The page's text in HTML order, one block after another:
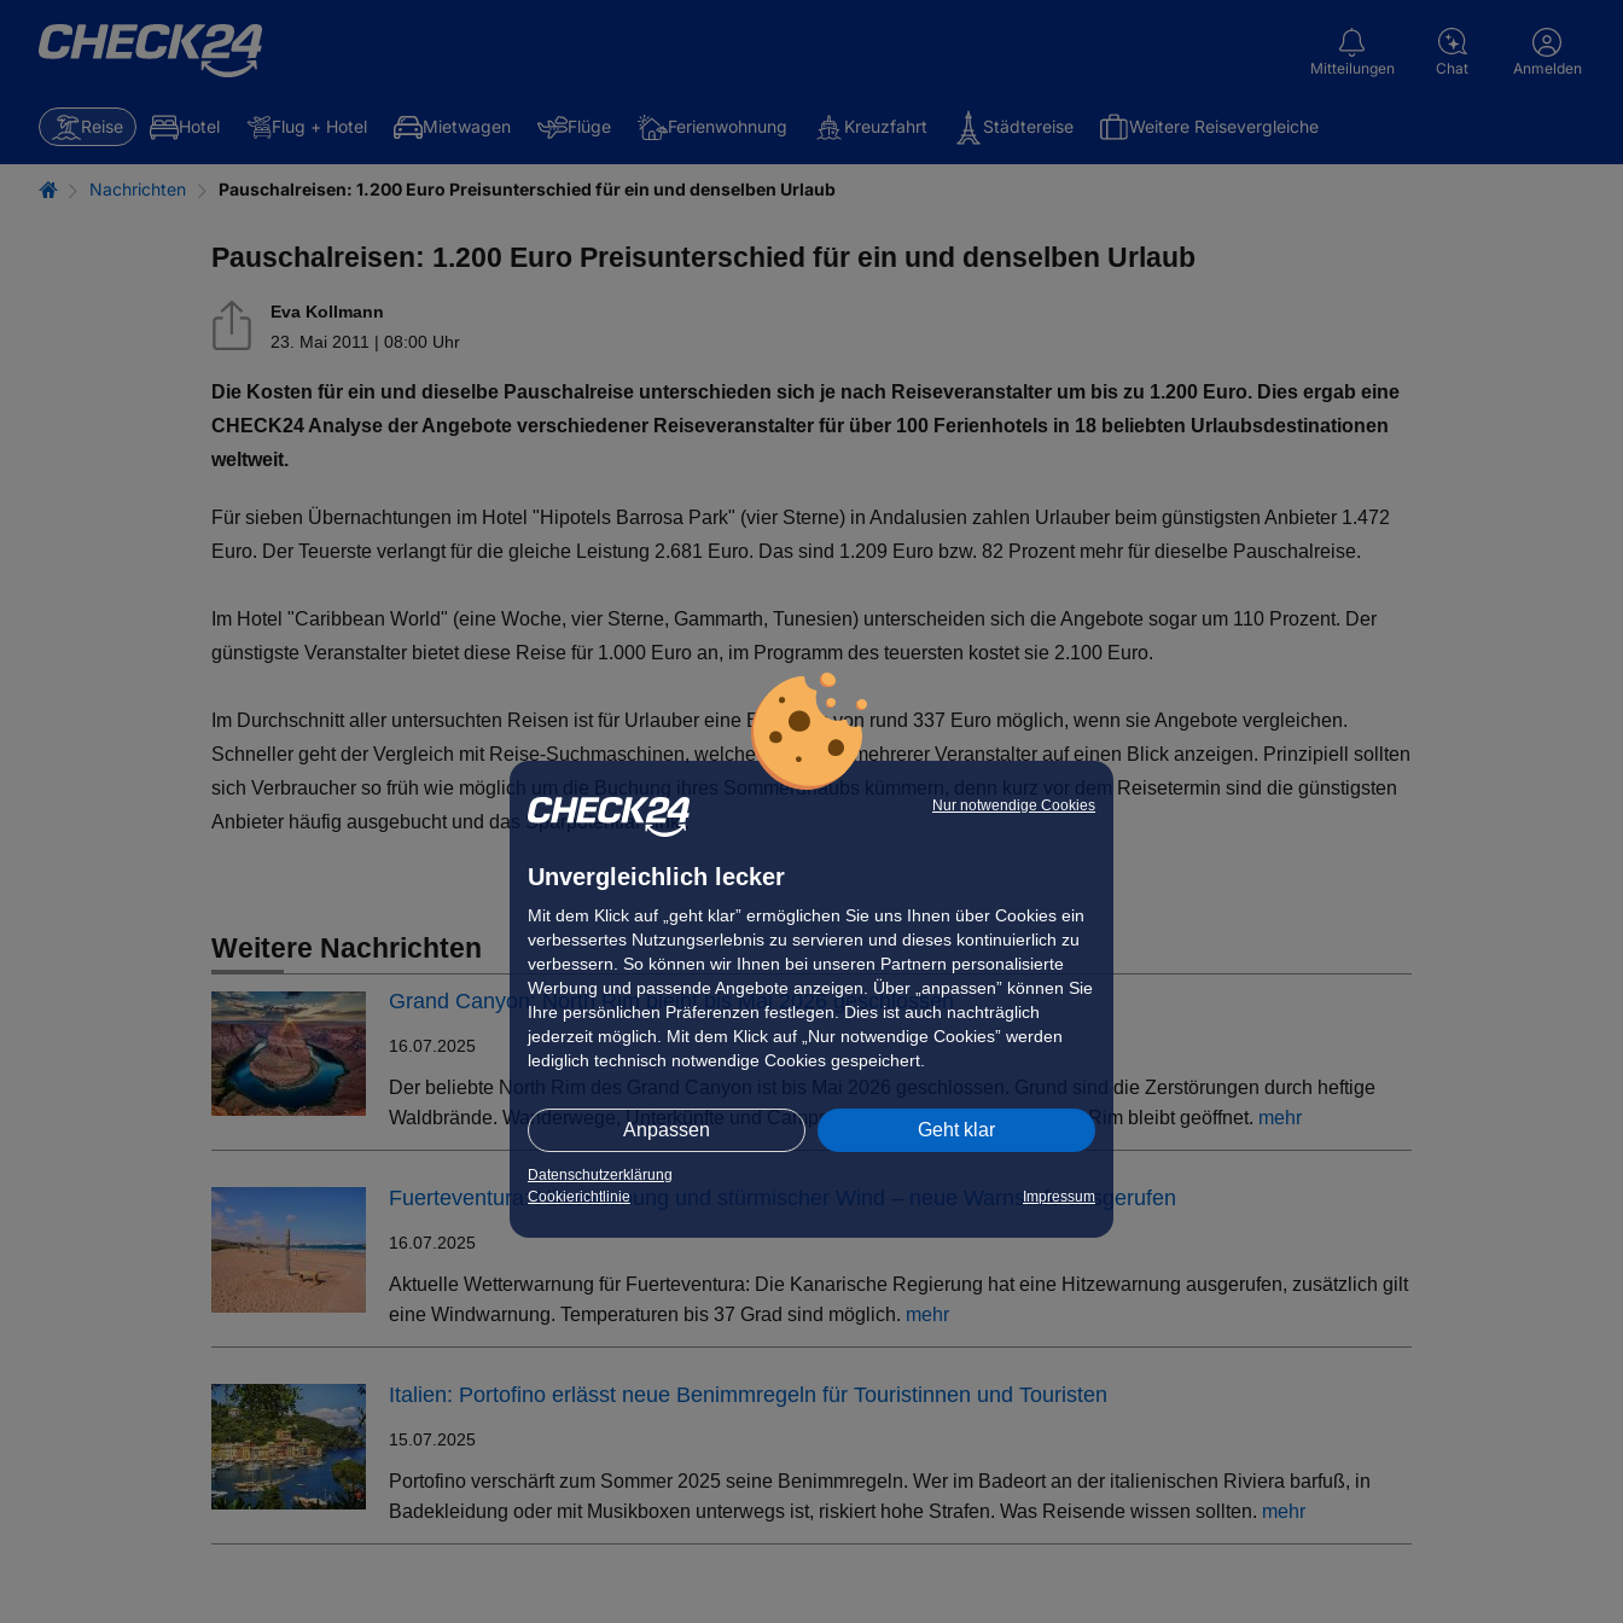
Nur notwendige Cookies
Unvergleichlich lecker
Mit dem Klick auf „geht klar” ermöglichen Sie uns Ihnen über Cookies ein
verbessertes Nutzungserlebnis zu servieren und dieses kontinuierlich zu
verbessern. So können wir Ihnen bei unseren Partnern personalisierte
Werbung und passende Angebote anzeigen. Über „anpassen” können Sie
Ihre persönlichen Präferenzen festlegen. Dies ist auch nachträglich
jederzeit möglich. Mit dem Klick auf „Nur notwendige Cookies” werden
lediglich technisch notwendige Cookies gespeichert.
Anpassen Geht klar
Datenschutzerklärung
Cookierichtlinie
Impressum
Mitteilungen Chat Anmelden
Reise Hotel Flug + Hotel Mietwagen Flüge Ferienwohnung Kreuzfahrt Städtereise Weitere Reisevergleiche
Nachrichten Pauschalreisen: 1.200 Euro Preisunterschied für ein und denselben Urlaub
Pauschalreisen: 1.200 Euro Preisunterschied für ein und denselben Urlaub
Eva Kollmann
23. Mai 2011 | 08:00 Uhr
Die Kosten für ein und dieselbe Pauschalreise unterschieden sich je nach Reiseveranstalter um bis zu 1.200 Euro. Dies ergab eine
CHECK24 Analyse der Angebote verschiedener Reiseveranstalter für über 100 Ferienhotels in 18 beliebten Urlaubsdestinationen
weltweit.
Für sieben Übernachtungen im Hotel "Hipotels Barrosa Park" (vier Sterne) in Andalusien zahlen Urlauber beim günstigsten Anbieter 1.472
Euro. Der Teuerste verlangt für die gleiche Leistung 2.681 Euro. Das sind 1.209 Euro bzw. 82 Prozent mehr für dieselbe Pauschalreise.
Im Hotel "Caribbean World" (eine Woche, vier Sterne, Gammarth, Tunesien) unterscheiden sich die Angebote sogar um 110 Prozent. Der
günstigste Veranstalter bietet diese Reise für 1.000 Euro an, im Programm des teuersten kostet sie 2.100 Euro.
Im Durchschnitt aller untersuchten Reisen ist für Urlauber eine Ersparnis von rund 337 Euro möglich, wenn sie Angebote vergleichen.
Schneller geht der Vergleich mit Reise-Suchmaschinen, welche die Preise mehrerer Veranstalter auf einen Blick anzeigen. Prinzipiell sollten
sich Verbraucher so früh wie möglich um die Buchung ihres Sommerurlaubs kümmern, denn kurz vor dem Reisetermin sind die günstigsten
Anbieter häufig ausgebucht und das Sparpotential sinkt.
Weitere Nachrichten
Grand Canyon: North Rim bleibt bis Mai 2026 geschlossen
16.07.2025
Der beliebte North Rim des Grand Canyon ist bis Mai 2026 geschlossen. Grund sind die Zerstörungen durch heftige
Waldbrände. Wanderwege, Unterkünfte und Campsites sind betroffen – der South Rim bleibt geöffnet. mehr
Fuerteventura: Hitzewarnung und stürmischer Wind – neue Warnstufe ausgerufen
16.07.2025
Aktuelle Wetterwarnung für Fuerteventura: Die Kanarische Regierung hat eine Hitzewarnung ausgerufen, zusätzlich gilt
eine Windwarnung. Temperaturen bis 37 Grad sind möglich. mehr
Italien: Portofino erlässt neue Benimmregeln für Touristinnen und Touristen
15.07.2025
Portofino verschärft zum Sommer 2025 seine Benimmregeln. Wer im Badeort an der italienischen Riviera barfuß, in
Badekleidung oder mit Musikboxen unterwegs ist, riskiert hohe Strafen. Was Reisende wissen sollten. mehr